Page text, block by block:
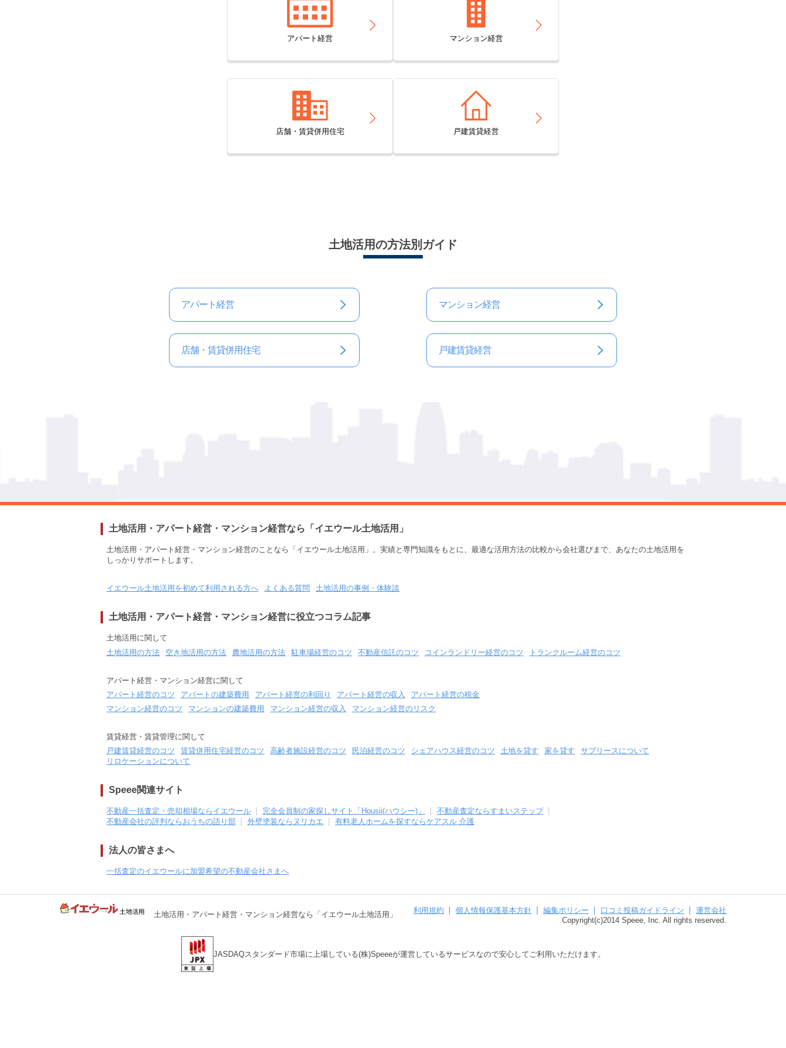
アパート経営 マンション経営
店舗・賃貸併用住宅 戸建賃貸経営
土地活用の方法別ガイド
アパート経営 マンション経営
店舗・賃貸併用住宅 戸建賃貸経営
土地活用・アパート経営・マンション経営なら「イエウール土地活用」
土地活用・アパート経営・マンション経営のことなら「イエウール土地活用」。実績と専門知識をもとに、最適な活用方法の比較から会社選びまで、あなたの土地活用を
しっかりサポートします。
イエウール土地活用を初めて利用される方へ よくある質問 土地活用の事例・体験談
土地活用・アパート経営・マンション経営に役立つコラム記事
土地活用に関して
土地活用の方法
空き地活用の方法 農地活用の方法 駐車場経営のコツ 不動産信託のコツ コインランドリー経営のコツ トランクルーム経営のコツ
アパート経営・マンション経営に関して
アパート経営のコツ
アパートの建築費用 アパート経営の利回り アパート経営の収入
アパート経営の税金
マンション経営のコツ
マンションの建築費用 マンション経営の収入 マンション経営のリスク
賃貸経営・賃貸管理に関して
戸建賃貸経営のコツ
賃貸併用住宅経営のコツ 高齢者施設経営のコツ 民泊経営のコツ シェアハウス経営のコツ 土地を貸す 家を貸す
サブリースについて
リロケーションについて
Speee関連サイト
不動産一括査定・売却相場ならイエウール 完全会員制の家探しサイト「Housii(ハウシー)」
不動産査定ならすまいステップ
不動産会社の評判ならおうちの語り部
外壁塗装ならヌリカエ 有料老人ホームを探すならケアスル 介護
法人の皆さまへ
一括査定のイエウールに加盟希望の不動産会社さまへ
土地活用・アパート経営・マンション経営なら「イエウール土地活用」 利用規約 個人情報保護基本方針 編集ポリシー 口コミ投稿ガイドライン
運営会社
Copyright(c)2014 Speee, Inc. All rights reserved.
JASDAQスタンダード市場に上場している(株)Speeeが運営しているサービスなので安心してご利用いただけます。